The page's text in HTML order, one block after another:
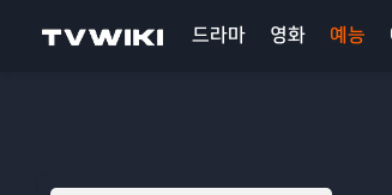
드라마 영화 예능